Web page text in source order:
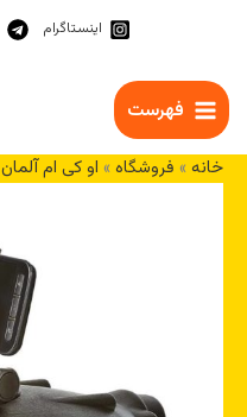
اینستاگرام
فهرست
خانه » فروشگاه» او کی ام آلمان